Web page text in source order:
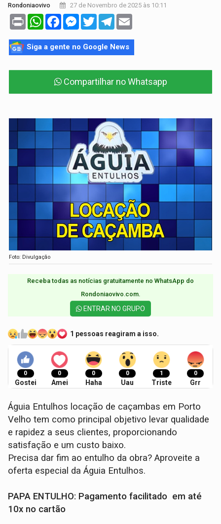
Rondoniaovivo 27 de Novembro de 2025 às 10:11
Print WhatsAppFacebookMessenger
TwitterTelegram
Siga a gente no Google News
Compartilhar no Whatsapp
Foto: Divulgação
Receba todas as notícias gratuitamente no WhatsApp do
Rondoniaovivo.com.​
ENTRAR NO GRUPO
1 pessoas reagiram a isso.
0
Gostei
0
Amei
0
Haha
0
Uau
1
Triste
0
Grr
Águia Entulhos locação de caçambas em Porto
Velho tem como principal objetivo levar qualidade
e rapidez a seus clientes, proporcionando
satisfação e um custo baixo.
Precisa dar fim ao entulho da obra? Aproveite a
oferta especial da Águia Entulhos.
PAPA ENTULHO: Pagamento facilitado em até
10x no cartão